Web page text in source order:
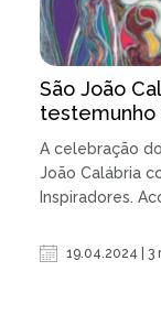
São João
A celebração
João Calábria
Inspiradores.
19.04.2024 | 3